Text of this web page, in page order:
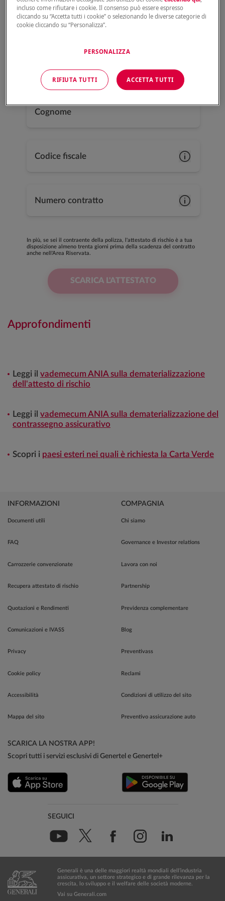
PERSONA FISICA IMPRESA O ALTRI ENTI
In più, se sei il contraente della polizza, l'attestato di rischio è a tua
disposizione almeno trenta giorni prima della scadenza del contratto
anche nell'Area Riservata.
SCARICA L'ATTESTATO
Approfondimenti
Leggi il vademecum ANIA sulla dematerializzazione
dell'attesto di rischio
Leggi il vademecum ANIA sulla dematerializzazione del
contrassegno assicurativo
Scopri i paesi esteri nei quali è richiesta la Carta Verde
INFORMAZIONI
Documenti utili
FAQ
Carrozzerie convenzionate
Recupera attestato di rischio
Quotazioni e Rendimenti
Comunicazioni e IVASS
Privacy
Cookie policy
Accessibilità
Mappa del sito
COMPAGNIA
Chi siamo
Governance e Investor relations
Lavora con noi
Partnership
Previdenza complementare
Blog
Preventivass
Reclami
Condizioni di utilizzo del sito
Preventivo assicurazione auto
SCARICA LA NOSTRA APP!
Scopri tutti i servizi esclusivi di Genertel e Genertel+
SEGUICI
Generali è una delle maggiori realtà mondiali dell’industria
assicurativa, un settore strategico e di grande rilevanza per la
crescita, lo sviluppo e il welfare delle società moderne.
Vai su Generali.com
incluso come rifiutare i cookie. Il consenso può essere espresso
cliccando su “Accetta tutti i cookie” o selezionando le diverse categorie di
cookie cliccando su “Personalizza”.
PERSONALIZZA
RIFIUTA TUTTI ACCETTA TUTTI